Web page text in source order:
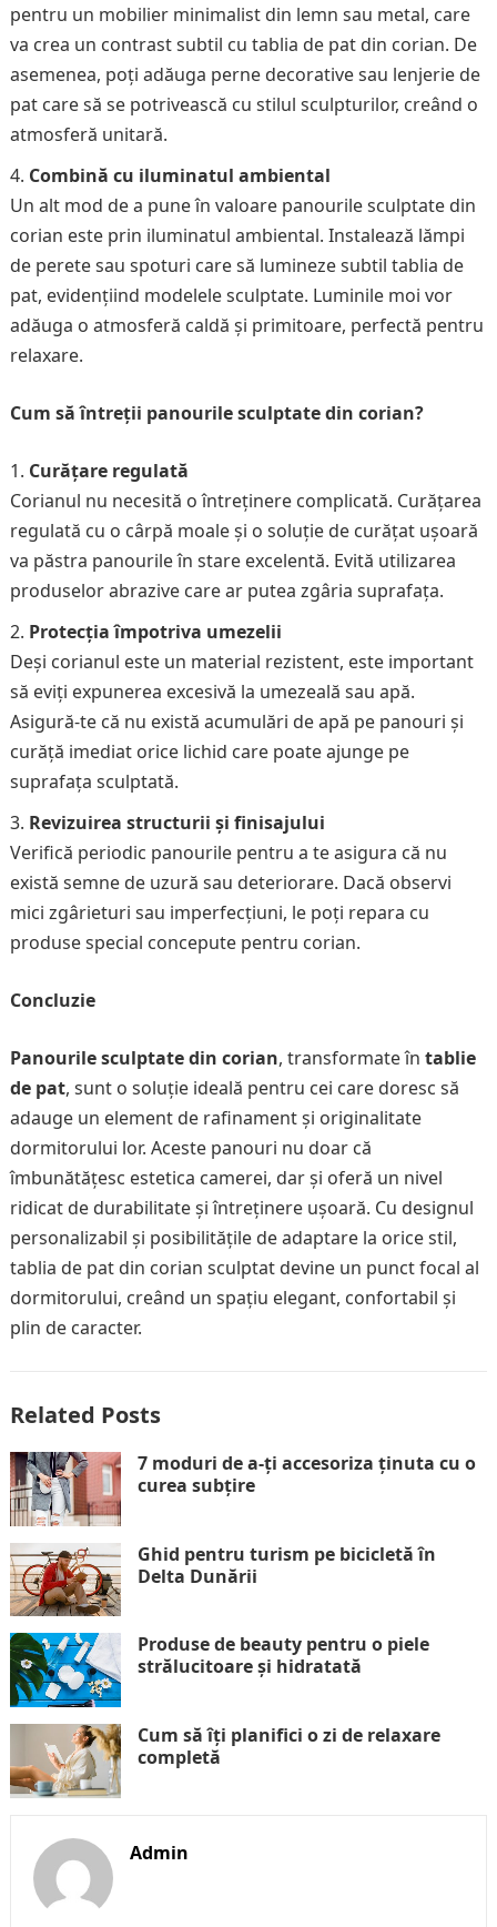
pentru un mobilier minimalist din lemn sau metal, care
va crea un contrast subtil cu tablia de pat din corian. De
asemenea, poți adăuga perne decorative sau lenjerie de
pat care să se potrivească cu stilul sculpturilor, creând o
atmosferă unitară.
Combină cu iluminatul ambiental
Un alt mod de a pune în valoare panourile sculptate din
corian este prin iluminatul ambiental. Instalează lămpi
de perete sau spoturi care să lumineze subtil tablia de
pat, evidențiind modelele sculptate. Luminile moi vor
adăuga o atmosferă caldă și primitoare, perfectă pentru
relaxare.
Cum să întreții panourile sculptate din corian?
Curățare regulată
Corianul nu necesită o întreținere complicată. Curățarea
regulată cu o cârpă moale și o soluție de curățat ușoară
va păstra panourile în stare excelentă. Evită utilizarea
produselor abrazive care ar putea zgâria suprafața.
Protecția împotriva umezelii
Deși corianul este un material rezistent, este important
să eviți expunerea excesivă la umezeală sau apă.
Asigură-te că nu există acumulări de apă pe panouri și
curăță imediat orice lichid care poate ajunge pe
suprafața sculptată.
Revizuirea structurii și finisajului
Verifică periodic panourile pentru a te asigura că nu
există semne de uzură sau deteriorare. Dacă observi
mici zgârieturi sau imperfecțiuni, le poți repara cu
produse special concepute pentru corian.
Concluzie
Panourile sculptate din corian, transformate în tablie
de pat, sunt o soluție ideală pentru cei care doresc să
adauge un element de rafinament și originalitate
dormitorului lor. Aceste panouri nu doar că
îmbunătățesc estetica camerei, dar și oferă un nivel
ridicat de durabilitate și întreținere ușoară. Cu designul
personalizabil și posibilitățile de adaptare la orice stil,
tablia de pat din corian sculptat devine un punct focal al
dormitorului, creând un spațiu elegant, confortabil și
plin de caracter.
Related Posts
7 moduri de a-ți accesoriza ținuta cu o
curea subțire
Ghid pentru turism pe bicicletă în
Delta Dunării
Produse de beauty pentru o piele
strălucitoare și hidratată
Cum să îți planifici o zi de relaxare
completă
Admin